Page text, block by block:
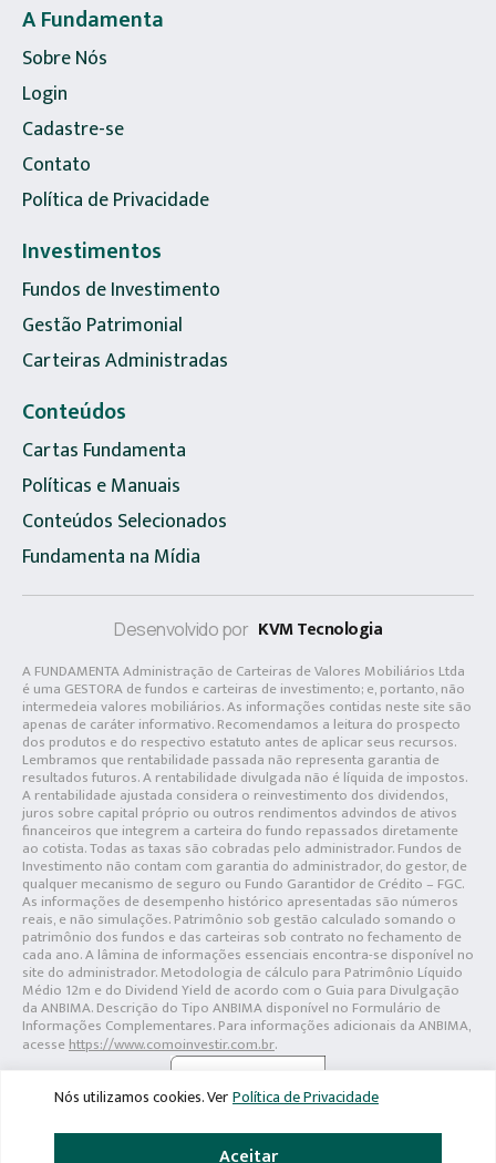
Nós utilizamos cookies. VerPolítica de Privacidade
Aceitar
A Fundamenta
Sobre Nós
Login
Cadastre-se
Contato
Política de Privacidade
Investimentos
Fundos de Investimento
Gestão Patrimonial
Carteiras Administradas
Conteúdos
Cartas Fundamenta
Políticas e Manuais
Conteúdos Selecionados
Fundamenta na Mídia
Desenvolvido por KVM Tecnologia
A FUNDAMENTA Administração de Carteiras de Valores Mobiliários Ltda
é uma GESTORA de fundos e carteiras de investimento; e, portanto, não
intermedeia valores mobiliários. As informações contidas neste site são
apenas de caráter informativo. Recomendamos a leitura do prospecto
dos produtos e do respectivo estatuto antes de aplicar seus recursos.
Lembramos que rentabilidade passada não representa garantia de
resultados futuros. A rentabilidade divulgada não é líquida de impostos.
A rentabilidade ajustada considera o reinvestimento dos dividendos,
juros sobre capital próprio ou outros rendimentos advindos de ativos
financeiros que integrem a carteira do fundo repassados diretamente
ao cotista. Todas as taxas são cobradas pelo administrador. Fundos de
Investimento não contam com garantia do administrador, do gestor, de
qualquer mecanismo de seguro ou Fundo Garantidor de Crédito – FGC.
As informações de desempenho histórico apresentadas são números
reais, e não simulações. Patrimônio sob gestão calculado somando o
patrimônio dos fundos e das carteiras sob contrato no fechamento de
cada ano. A lâmina de informações essenciais encontra-se disponível no
site do administrador. Metodologia de cálculo para Patrimônio Líquido
Médio 12m e do Dividend Yield de acordo com o Guia para Divulgação
da ANBIMA. Descrição do Tipo ANBIMA disponível no Formulário de
Informações Complementares. Para informações adicionais da ANBIMA,
acessehttps://www.comoinvestir.com.br.